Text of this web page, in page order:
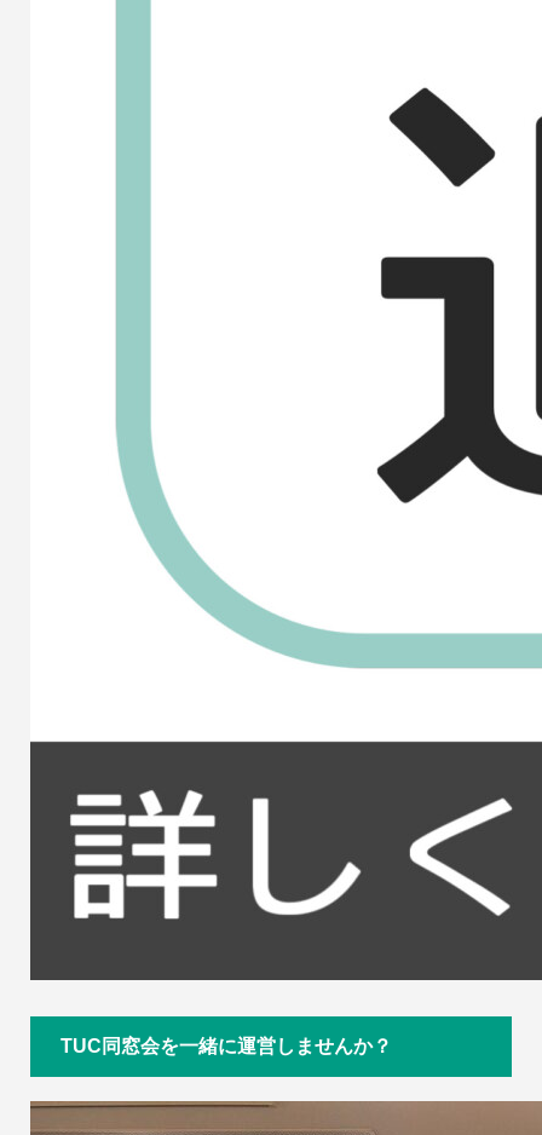
TUC同窓会を一緒に運営しませんか？